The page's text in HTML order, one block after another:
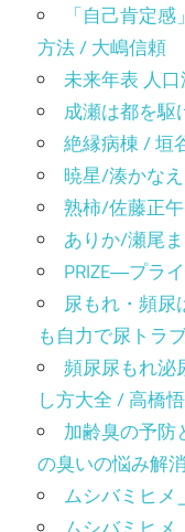
「自己肯定
方法 / 大嶋信頼
未来年表 人
成瀬は都を駆
絶縁病棟 / 垣
暁星/湊かなえ
熟柿/佐藤正午
ありか/瀬尾
PRIZE―プラ
尿もれ・頻
も自力で尿トラ
頻尿尿もれ泌
し方大全 / 高橋
加齢臭の予防
の臭いの悩み解
ムシバミヒ